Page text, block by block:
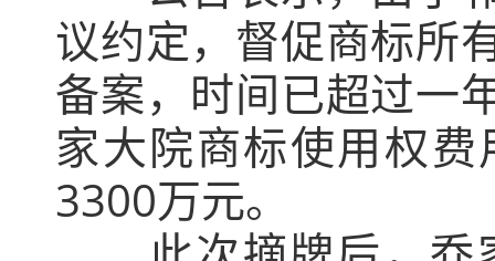
议约定，督促商标所
备案，时间已超过一
家大院商标使用权
3300万元。